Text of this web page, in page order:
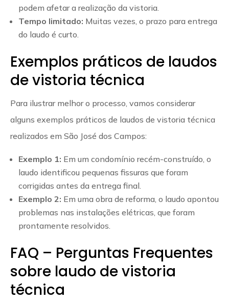
podem afetar a realização da vistoria.
Tempo limitado: Muitas vezes, o prazo para entrega
do laudo é curto.
Exemplos práticos de laudos
de vistoria técnica
Para ilustrar melhor o processo, vamos considerar
alguns exemplos práticos de laudos de vistoria técnica
realizados em São José dos Campos:
Exemplo 1: Em um condomínio recém-construído, o
laudo identificou pequenas fissuras que foram
corrigidas antes da entrega final.
Exemplo 2: Em uma obra de reforma, o laudo apontou
problemas nas instalações elétricas, que foram
prontamente resolvidos.
FAQ – Perguntas Frequentes
sobre laudo de vistoria
técnica